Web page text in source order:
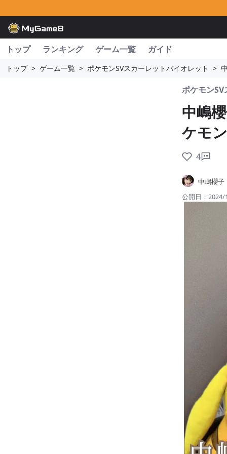
トップ ランキング ゲーム一覧 ガイド
トップ > ゲーム一覧 > ポケモンSVスカーレットバイオレット >
ポケモン
中嶋
ケモ
4
中嶋櫻子
公開日： 2024/